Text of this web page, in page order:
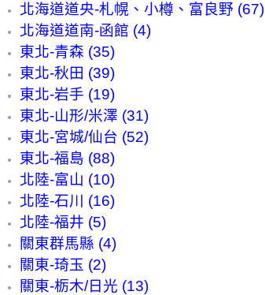
北海道道央-札幌、小樽、富良野 (67)
北海道道南-函館 (4)
東北-青森 (35)
東北-秋田 (39)
東北-岩手 (19)
東北-山形/米澤 (31)
東北-宮城/仙台 (52)
東北-福島 (88)
北陸-富山 (10)
北陸-石川 (16)
北陸-福井 (5)
關東群馬縣 (4)
關東-琦玉 (2)
關東-栃木/日光 (13)